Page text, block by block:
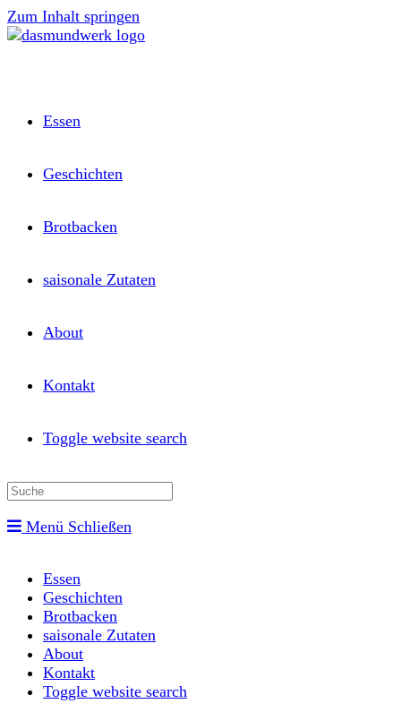
Zum Inhalt springen
Essen
Geschichten
Brotbacken
saisonale Zutaten
About
Kontakt
Toggle website search
Menü Schließen
Essen
Geschichten
Brotbacken
saisonale Zutaten
About
Kontakt
Toggle website search